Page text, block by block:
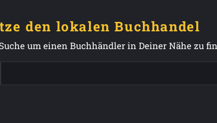
den lokalen Buchhandel
um einen Buchhändler in Deiner Nähe zu